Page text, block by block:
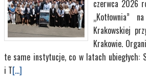
czerwca 2026
„Kotłownia”
Krakowskiej
Krakowie.
te same instytucje, co w latach ubiegłych:
i T[...]